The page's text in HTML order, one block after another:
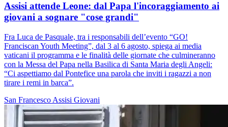
Assisi attende Leone: dal Papa l'incoraggiamento ai
giovani a sognare "cose grandi"
Fra Luca de Pasquale, tra i responsabili dell’evento “GO!
Franciscan Youth Meeting”, dal 3 al 6 agosto, spiega ai media
vaticani il programma e le finalità delle giornate che culmineranno
con la Messa del Papa nella Basilica di Santa Maria degli Angeli:
“Ci aspettiamo dal Pontefice una parola che inviti i ragazzi a non
tirare i remi in barca”.
San Francesco Assisi Giovani